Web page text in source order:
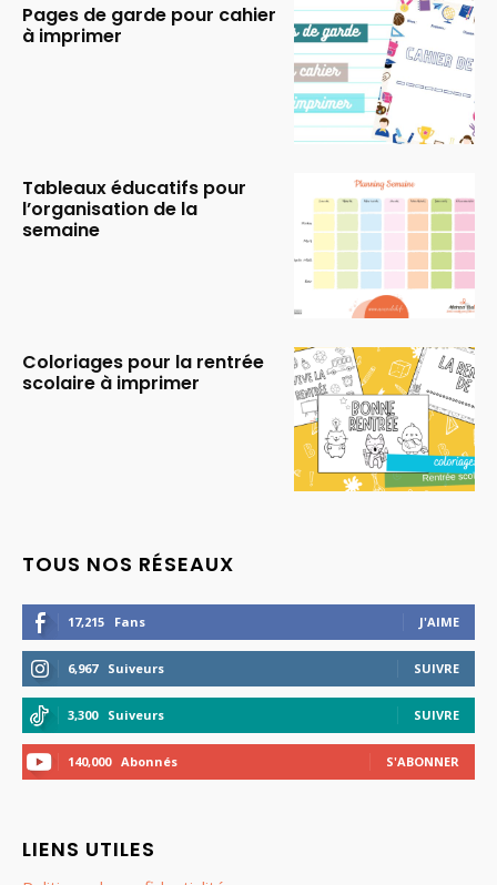
Pages de garde pour cahier
à imprimer
Tableaux éducatifs pour
l’organisation de la
semaine
Coloriages pour la rentrée
scolaire à imprimer
TOUS NOS RÉSEAUX
17,215 Fans J'AIME
6,967 Suiveurs SUIVRE
3,300 Suiveurs SUIVRE
140,000 Abonnés S'ABONNER
LIENS UTILES